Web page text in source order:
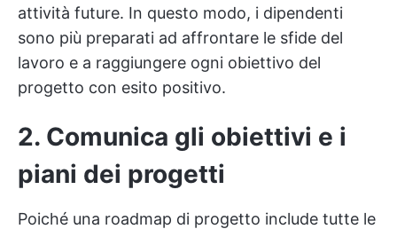
attività future. In questo modo, i dipendenti
sono più preparati ad affrontare le sfide del
lavoro e a raggiungere ogni obiettivo del
progetto con esito positivo.
2. Comunica gli obiettivi e i
piani dei progetti
Poiché una roadmap di progetto include tutte le